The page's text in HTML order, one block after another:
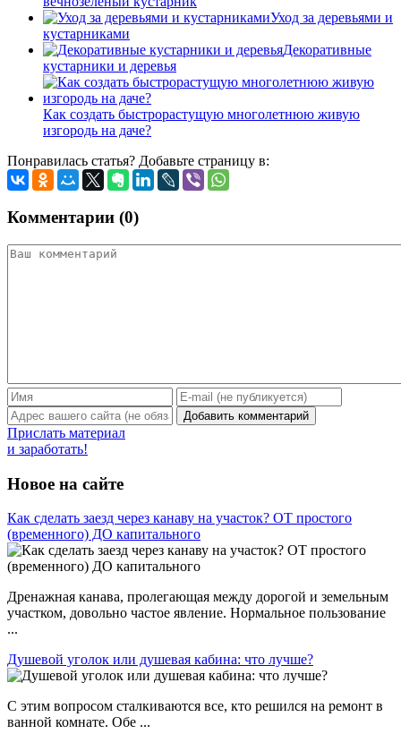
Уход за деревьями и
кустарниками
Декоративные
кустарники и деревья
Как создать быстрорастущую многолетнюю живую
изгородь на даче?
Понравилась статья? Добавьте страницу в:
Комментарии (0)
Прислать материал
и заработать!
Новое на сайте
Как сделать заезд через канаву на участок? ОТ простого
(временного) ДО капитального
Дренажная канава, пролегающая между дорогой и земельным
участком, довольно частое явление. Нормальное пользование
...
Душевой уголок или душевая кабина: что лучше?
С этим вопросом сталкиваются все, кто решился на ремонт в
ванной комнате. Обе ...